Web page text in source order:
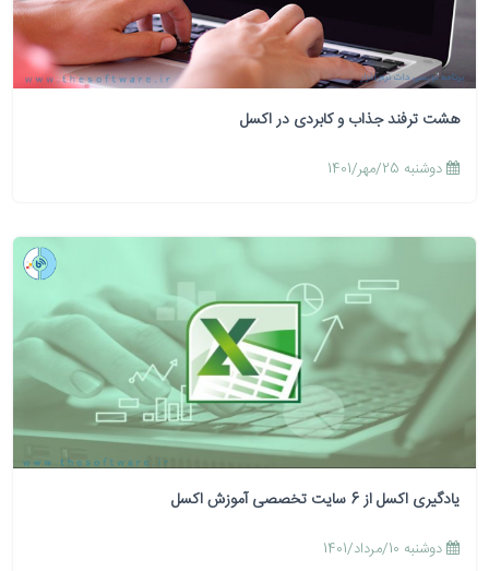
هشت ترفند جذاب و کابردی در اکسل
دوشنبه 25/مهر/1401
یادگیری اکسل از 6 سایت تخصصی آموزش اکسل
دوشنبه 10/مرداد/1401